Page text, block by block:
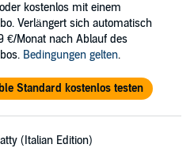
oder kostenlos mit einem
Verlängert sich automatisch
€/Monat nach Ablauf des
Bedingungen gelten.
Standard kostenlos testen
(Italian Edition)